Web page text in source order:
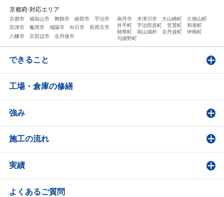
京都府-対応エリア
京都市 福知山市 舞鶴市 綾部市
宇治市
宮津市
亀岡市 城陽市 向日市
長岡京市
八幡市
京田辺市 京丹後市
南丹市 木津川市 大山崎町
久御山町
井手町
宇治田原町 笠置町
和束町
精華町
南山城村 京丹波町
伊根町
与謝野町
できること
工場・倉庫の修繕
強み
施工の流れ
実績
よくあるご質問